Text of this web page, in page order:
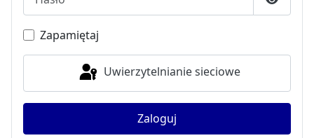
Pokaż
Zapamiętaj
Uwierzytelnianie sieciowe
Zaloguj